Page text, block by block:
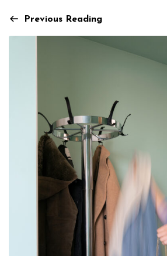
Previous Reading